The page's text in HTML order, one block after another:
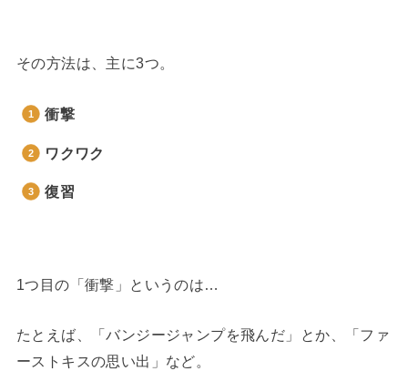
その方法は、主に3つ。
衝撃
ワクワク
復習
1つ目の「衝撃」というのは…
たとえば、「バンジージャンプを飛んだ」とか、「ファ
ーストキスの思い出」など。